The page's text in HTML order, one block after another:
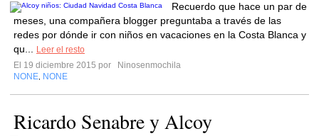
Recuerdo que hace un par de
meses, una compañera blogger preguntaba a través de las
redes por dónde ir con niños en vacaciones en la Costa Blanca y
qu...
Leer el resto
El 19 diciembre 2015 por
Ninosenmochila
NONE NONE
Ricardo Senabre y Alcoy